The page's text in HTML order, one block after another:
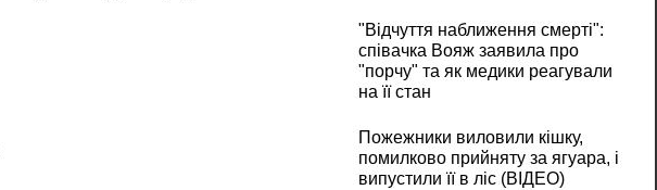
"Відчуття наближення смерті":
співачка Вояж заявила про
"порчу" та як медики реагували
на її стан
Пожежники виловили кішку,
помилково прийняту за ягуара, і
випустили її в ліс (ВІДЕО)